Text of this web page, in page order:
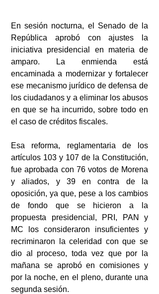
En sesión nocturna, el Senado de la
República aprobó con ajustes la
iniciativa presidencial en materia de
amparo. La enmienda está
encaminada a modernizar y fortalecer
ese mecanismo jurídico de defensa de
los ciudadanos y a eliminar los abusos
en que se ha incurrido, sobre todo en
el caso de créditos fiscales.
Esa reforma, reglamentaria de los
artículos 103 y 107 de la Constitución,
fue aprobada con 76 votos de Morena
y aliados, y 39 en contra de la
oposición, ya que, pese a los cambios
de fondo que se hicieron a la
propuesta presidencial, PRI, PAN y
MC los consideraron insuficientes y
recriminaron la celeridad con que se
dio al proceso, toda vez que por la
mañana se aprobó en comisiones y
por la noche, en el pleno, durante una
segunda sesión.